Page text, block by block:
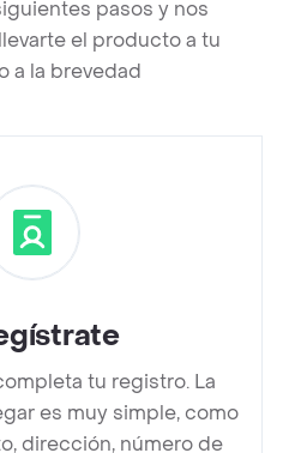
pasos y nos
el producto a tu
a la brevedad
tu registro. La
es muy simple, como
dirección, número de